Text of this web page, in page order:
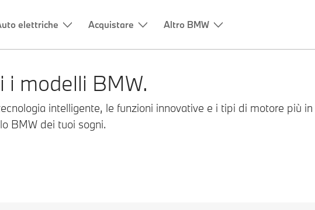
elettriche Acquistare Altro BMW
i modelli BMW.
intelligente, le funzioni innovative e i tipi di motore più
BMW dei tuoi sogni.